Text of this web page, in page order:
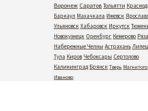
Воронеж Саратов Тольятти
Барнаул Махачкала Ижевск
Ульяновск Хабаровск Иркутск
Новокузнецк Оренбург Кемерово
Набережные Челны Астрахань
Тула Киров Чебоксары Сертолово
Калининград Брянск Тверь
Иваново